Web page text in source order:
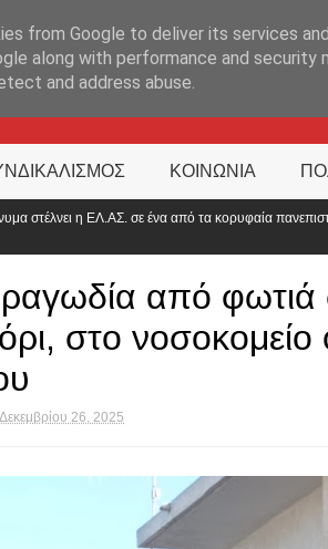
ΚΟΙΝΩΝΙΑ
κορυφαία πανεπιστήμια του
«Η Ελλάδα
από φωτιά
στο νοσοκομείο
Δεκεμβρίου 26, 2025
from Google to deliver its services
along with performance and
and address abuse.